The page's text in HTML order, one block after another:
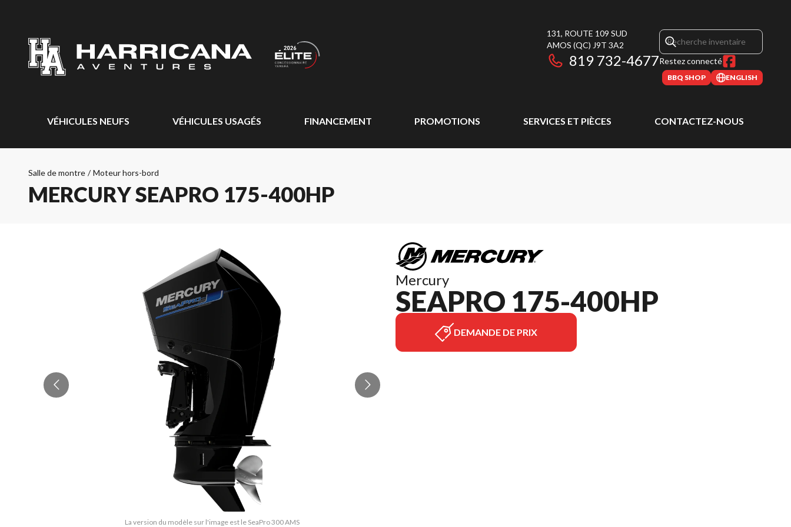
131, ROUTE 109 SUD
AMOS (QC) J9T 3A2
819 732-4677Restez connecté
BBQ SHOP ENGLISH
VÉHICULES NEUFS VÉHICULES USAGÉS FINANCEMENT PROMOTIONS SERVICES ET PIÈCES CONTACTEZ-NOUS
Salle de montre / Moteur hors-bord
MERCURY SEAPRO 175-400HP
La version du modèle sur l'image est le SeaPro 300 AMS
Mercury
SEAPRO 175-400HP
DEMANDE DE PRIX